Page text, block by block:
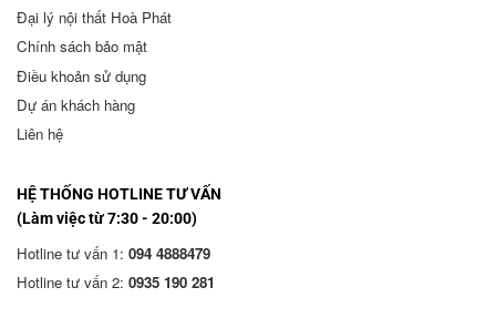
Đại lý nội thất Hoà Phát
Chính sách bảo mật
Điều khoản sử dụng
Dự án khách hàng
Liên hệ
HỆ THỐNG HOTLINE TƯ VẤN
(Làm việc từ 7:30 - 20:00)
Hotline tư vấn 1: 094 4888479
Hotline tư vấn 2: 0935 190 281